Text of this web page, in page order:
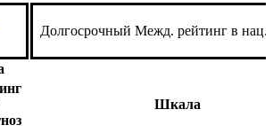
Долгосрочный Межд. рейтинг в нац.
Шкала